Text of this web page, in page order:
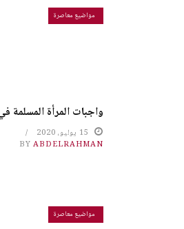
مواضيع معاصرة
واجبات المرأة المسلمة
15 يوليو، 2020
BY ABDELRAHMAN
مواضيع معاصرة